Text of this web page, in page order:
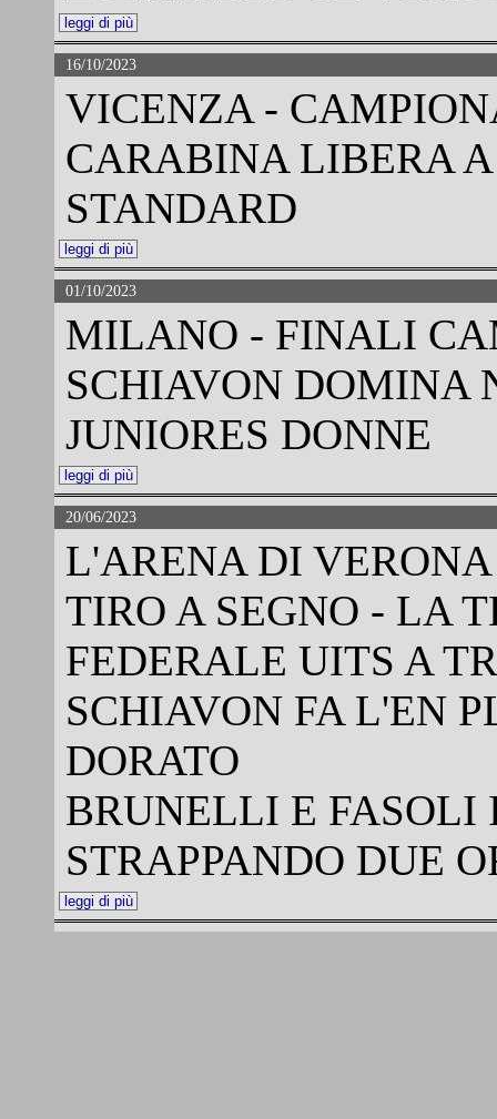
leggi di più
16/10/2023
VICENZA -
CARABINA LIBERA
STANDARD
leggi di più
01/10/2023
MILANO - FINALI
SCHIAVON DOMINA
JUNIORES DONNE
leggi di più
20/06/2023
L'ARENA DI VERONA
TIRO A SEGNO - LA
FEDERALE UITS A
SCHIAVON FA L'EN
DORATO
BRUNELLI E
STRAPPANDO DUE
leggi di più